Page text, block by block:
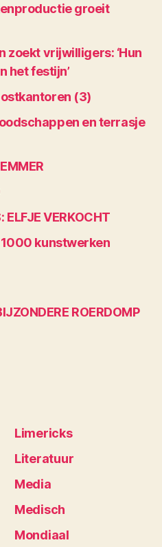
groeit
zoekt vrijwilligers: ‘Hun
het festijn’
(3)
en terrasje
ELFJE VERKOCHT
kunstwerken
ROERDOMP
Limericks
Literatuur
Media
Medisch
Mondiaal